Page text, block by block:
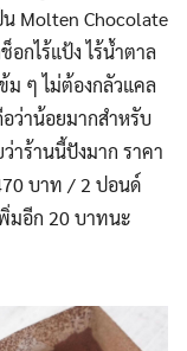
Molten Chocolate
อกไร้แป้ง ไร้น้ำตาล
ม ๆ ไม่ต้องกลัวแคล
ว่าน้อยมากสำหรับ
าร้านนี้ปังมาก ราคา
บาท / 2 ปอนด์
มอีก 20 บาทนะ